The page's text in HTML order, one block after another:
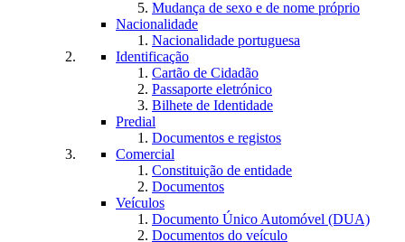
Mudança de sexo e de nome próprio
Nacionalidade
Nacionalidade portuguesa
Identificação
Cartão de Cidadão
Passaporte eletrónico
Bilhete de Identidade
Predial
Documentos e registos
Comercial
Constituição de entidade
Documentos
Veículos
Documento Único Automóvel (DUA)
Documentos do veículo